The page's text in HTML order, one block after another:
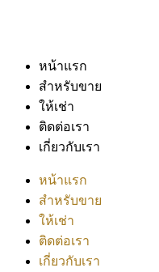
หน้าแรก
สำหรับขาย
ให้เช่า
ติดต่อเรา
เกี่ยวกับเรา
หน้าแรก
สำหรับขาย
ให้เช่า
ติดต่อเรา
เกี่ยวกับเรา